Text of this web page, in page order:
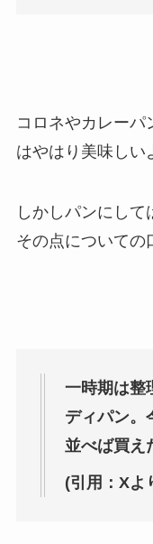
コロネやカレーパ
はやはり美味しい
しかしパンにして
その点についての
一時期は整
ディパン。
並べば買え
(引用：Xよ